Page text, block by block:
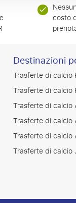
Nessun
costo
Destinazioni
Trasferte di calcio
Trasferte di calcio
Trasferte di calcio
Trasferte di calcio
Trasferte di calcio
Trasferte di calcio